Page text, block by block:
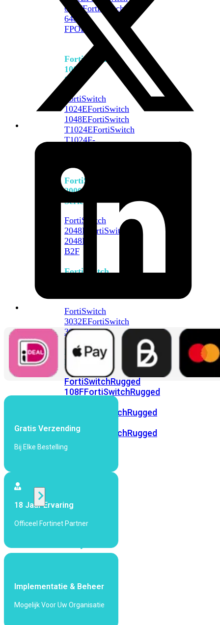
648FFortiSwitch
648F-
FPOE
FortiSwitch
1000
Series
FortiSwitch
1024EFortiSwitch
1048EFortiSwitch
T1024EFortiSwitch
T1024F-
FortiSwitch
2000
Series
FortiSwitch
2048F
FortiSwitch
2048F-
B2F
FortiSwitch
FortiSwitch
3032EFortiSwitch
3032G
FortiSwitch
Ruggedized
FortiSwitchRugged
108FFortiSwitchRugged
FortiSwitchRugged
POE FortiSwitchRugged
424F-
POE
Alle
Access
Generatie
Wi-
Gratis Verzending
Bij Elke Bestelling
18 Jaar Ervaring
Officeel Fortinet Partner
Implementatie & Beheer
Mogelijk Voor Uw Organisatie